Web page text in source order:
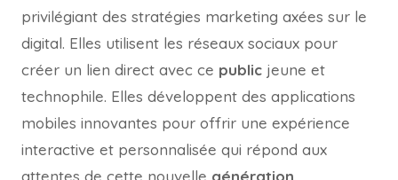
privilégiant des stratégies marketing axées sur le
digital. Elles utilisent les réseaux sociaux pour
créer un lien direct avec ce public jeune et
technophile. Elles développent des applications
mobiles innovantes pour offrir une expérience
interactive et personnalisée qui répond aux
attentes de cette nouvelle génération.